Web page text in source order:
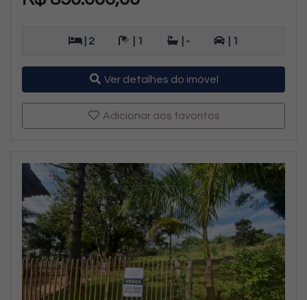
| 2 | 1 | - | 1
Ver detalhes do imóvel
Adicionar aos favoritos